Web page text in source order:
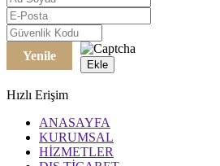
Yenile
Ekle
Hızlı Erişim
ANASAYFA
KURUMSAL
HİZMETLER